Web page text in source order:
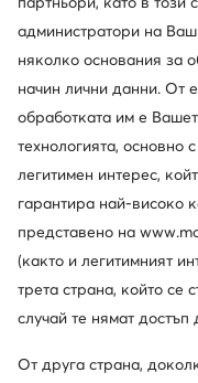
администратори на
няколко основания за
начин лични данни. От
обработката им е
технологията, основно
легитимен интерес,
гарантира най-високо
представено на
(както и легитимният
трета страна, който се
случай те нямат
От друга страна,